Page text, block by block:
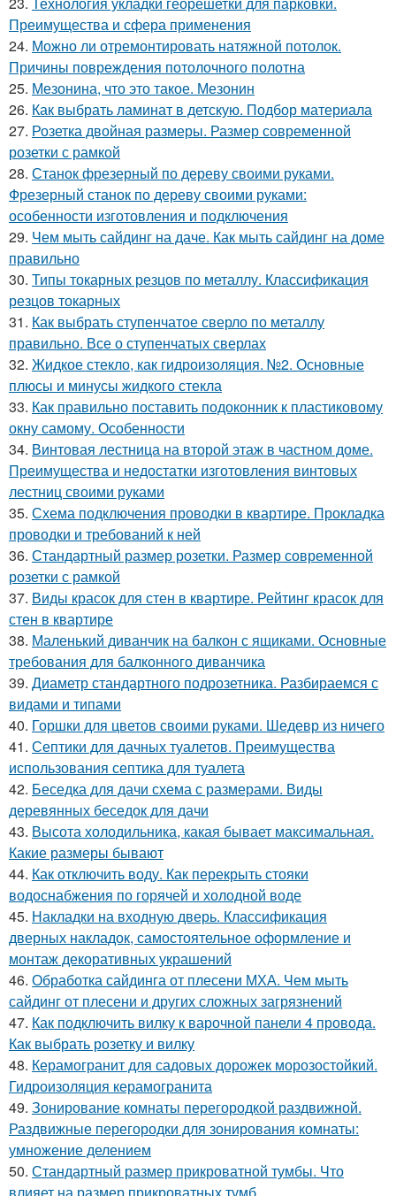
Преимущества и сфера применения
24. Можно ли отремонтировать натяжной потолок.
Причины повреждения потолочного полотна
25. Мезонина, что это такое. Мезонин
26. Как выбрать ламинат в детскую. Подбор материала
27. Розетка двойная размеры. Размер современной
розетки с рамкой
28. Станок фрезерный по дереву своими руками.
Фрезерный станок по дереву своими руками:
особенности изготовления и подключения
29. Чем мыть сайдинг на даче. Как мыть сайдинг на доме
правильно
30. Типы токарных резцов по металлу. Классификация
резцов токарных
31. Как выбрать ступенчатое сверло по металлу
правильно. Все о ступенчатых сверлах
32. Жидкое стекло, как гидроизоляция. №2. Основные
плюсы и минусы жидкого стекла
33. Как правильно поставить подоконник к пластиковому
окну самому. Особенности
34. Винтовая лестница на второй этаж в частном доме.
Преимущества и недостатки изготовления винтовых
лестниц своими руками
35. Схема подключения проводки в квартире. Прокладка
проводки и требований к ней
36. Стандартный размер розетки. Размер современной
розетки с рамкой
37. Виды красок для стен в квартире. Рейтинг красок для
стен в квартире
38. Маленький диванчик на балкон с ящиками. Основные
требования для балконного диванчика
39. Диаметр стандартного подрозетника. Разбираемся с
видами и типами
40. Горшки для цветов своими руками. Шедевр из ничего
41. Септики для дачных туалетов. Преимущества
использования септика для туалета
42. Беседка для дачи схема с размерами. Виды
деревянных беседок для дачи
43. Высота холодильника, какая бывает максимальная.
Какие размеры бывают
44. Как отключить воду. Как перекрыть стояки
водоснабжения по горячей и холодной воде
45. Накладки на входную дверь. Классификация
дверных накладок, самостоятельное оформление и
монтаж декоративных украшений
46. Обработка сайдинга от плесени МХА. Чем мыть
сайдинг от плесени и других сложных загрязнений
47. Как подключить вилку к варочной панели 4 провода.
Как выбрать розетку и вилку
48. Керамогранит для садовых дорожек морозостойкий.
Гидроизоляция керамогранита
49. Зонирование комнаты перегородкой раздвижной.
Раздвижные перегородки для зонирования комнаты:
умножение делением
50. Стандартный размер прикроватной тумбы. Что
влияет на размер прикроватных тумб